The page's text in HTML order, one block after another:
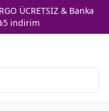
ÜCRETSİZ & Banka
indirim